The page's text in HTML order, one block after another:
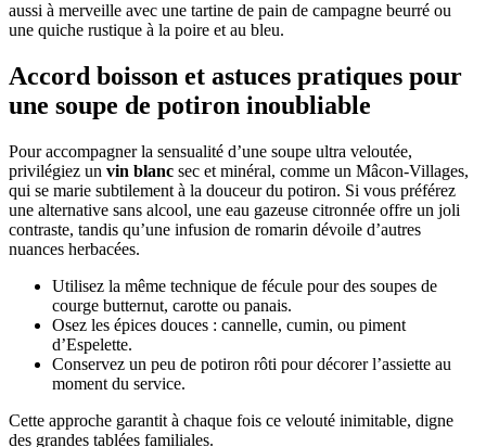
aussi à merveille avec une tartine de pain de campagne beurré ou
une quiche rustique à la poire et au bleu.
Accord boisson et astuces pratiques pour
une soupe de potiron inoubliable
Pour accompagner la sensualité d’une soupe ultra veloutée,
privilégiez un vin blanc sec et minéral, comme un Mâcon-Villages,
qui se marie subtilement à la douceur du potiron. Si vous préférez
une alternative sans alcool, une eau gazeuse citronnée offre un joli
contraste, tandis qu’une infusion de romarin dévoile d’autres
nuances herbacées.
Utilisez la même technique de fécule pour des soupes de
courge butternut, carotte ou panais.
Osez les épices douces : cannelle, cumin, ou piment
d’Espelette.
Conservez un peu de potiron rôti pour décorer l’assiette au
moment du service.
Cette approche garantit à chaque fois ce velouté inimitable, digne
des grandes tablées familiales.